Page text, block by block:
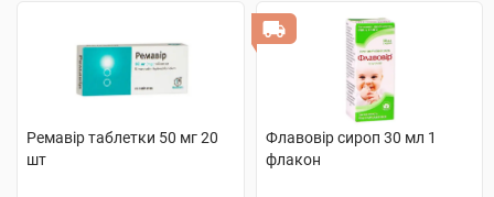
Ремавір таблетки 50 мг 20
шт
Флавовір сироп 30 мл 1
флакон